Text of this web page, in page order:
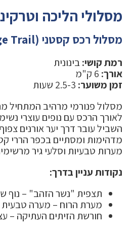
מסלולי הליכה
מסלול רכס קסטני (Kastani Ridge Trail)
רמת קושי:בינונית
אורך:
זמן משוער:
מסלול פנורמי מרהיב המתחיל
לאורך הרכס עם נופים עוצרי
השביל עובר דרך יער אורנים
מדהימות ומסתיים בכפר הררי
מערות טבעיות וסלעי גיר
נקודות עניין בדרך:
תצפית "נשר הזהב" – נוף של 360
מערת הרוח – מערה טבעית
חורשת הזיתים העתיקה – עצים